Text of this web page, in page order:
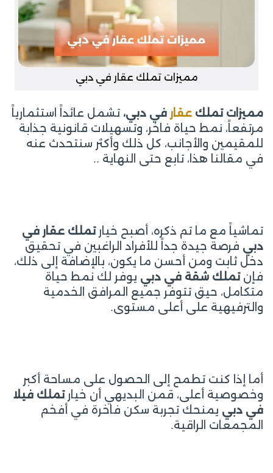
مميزات تملك عقار في دبي
مميزات تملك عقار في دبي، تشمل عائداً استثمارياً
مرتفعاً، نمط حياة فاخر، وتسهيلات قانونية جذابة
للمقيمين والأجانب، كل ذلك وأكثر سنتحدث عنه
في مقالنا هذا، تابع حتى النهاية ..
تماشياً مع ما تم ذكره، أصبح خيارتملك عقار في
دبي فرصة جيدة جداً للأفراد الراغبين في تحقيق
دخل ثابت ومن أحسن ما يكون، بالإضافة إلى ذلك،
فإنتملك شقة في دبي يوفر لك نمط حياة
متكامل، حيق تتوفر جميع المرافق الخدمية
والترفيهية على أعلى مستوى.
أما إذا كنت تطمح إلى الحصول على مساحة أكبر
وخصوصية أعلى، قمن البديهي أن خيارتملك فيلا
في دبي يمنحك تجربة سكن فاخرة في أفخم
المجمعات الراقية.